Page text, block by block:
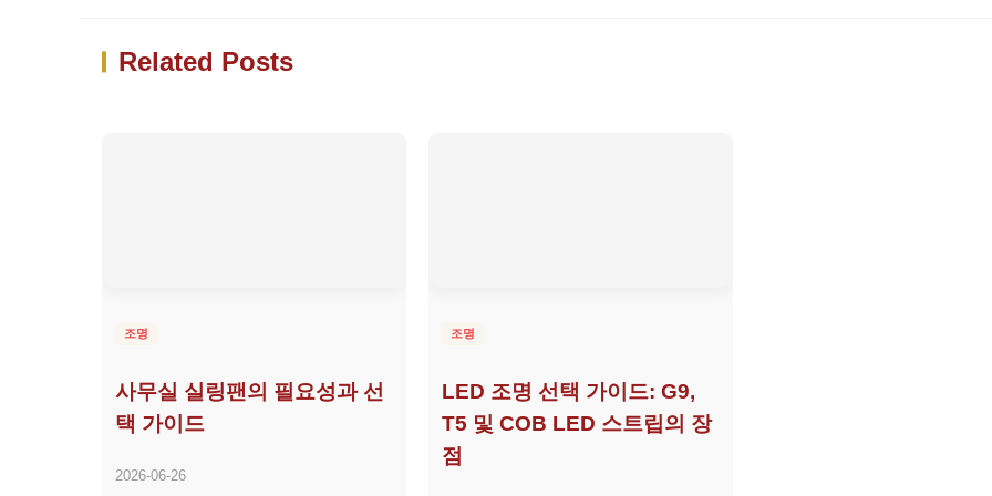
Related Posts
조명
사무실 실링팬의 필요성과 선
택 가이드
2026-06-26
조명
LED 조명 선택 가이드: G9,
T5 및 COB LED 스트립의 장
점